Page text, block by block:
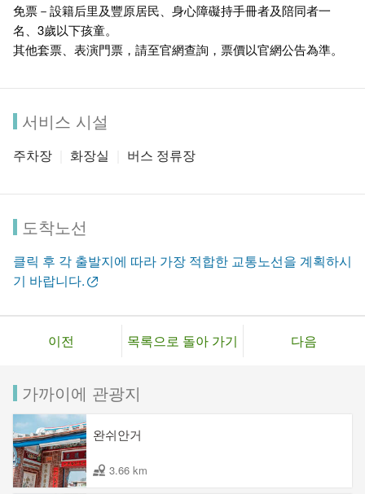
免票－設籍后里及豐原居民、身心障礙持手冊者及陪同者一
名、3歲以下孩童。
其他套票、表演門票，請至官網查詢，票價以官網公告為準。
서비스 시설
주차장 화장실 버스 정류장
도착노선
클릭 후 각 출발지에 따라 가장 적합한 교통노선을 계획하시
기 바랍니다.
이전 목록으로 돌아 가기 다음
가까이에 관광지
완쉬안거
3.66 km